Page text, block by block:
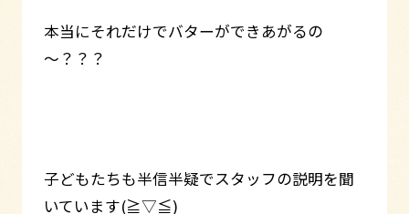
本当にそれだけでバターができあがるの
～？？？
子どもたちも半信半疑でスタッフの説明を聞
いています(≧▽≦)